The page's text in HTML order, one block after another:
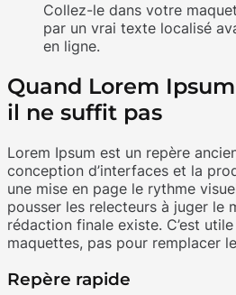
Collez-le dans votre
par un vrai texte localisé
en ligne.
Quand Lorem
il ne suffit pas
Lorem Ipsum est un repère
conception d’interfaces et la
une mise en page le rythme
pousser les relecteurs à juger le
rédaction finale existe. C’est
maquettes, pas pour remplacer
Repère rapide